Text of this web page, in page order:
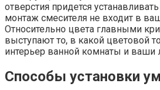
отверстия придется
монтаж смесителя не входит в
Относительно цвета главными
выступают то, в какой цветовой
интерьер ванной комнаты и ваши
Способы установки